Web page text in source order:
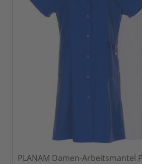
PLANAM Damen-Arbeitsmantel